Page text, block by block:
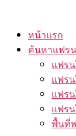
content
หน้าแรก
ค้นหาแฟร
แฟร
แฟร
แฟร
แฟร
พื้นที่